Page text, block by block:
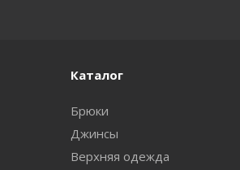
Каталог
Брюки
Джинсы
Верхняя одежда